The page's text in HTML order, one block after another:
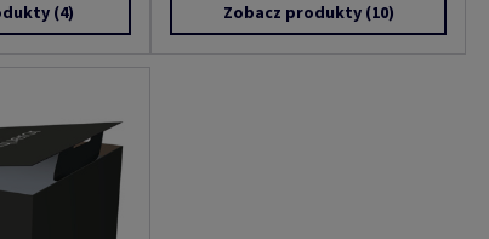
(4) Zobacz produkty(10)